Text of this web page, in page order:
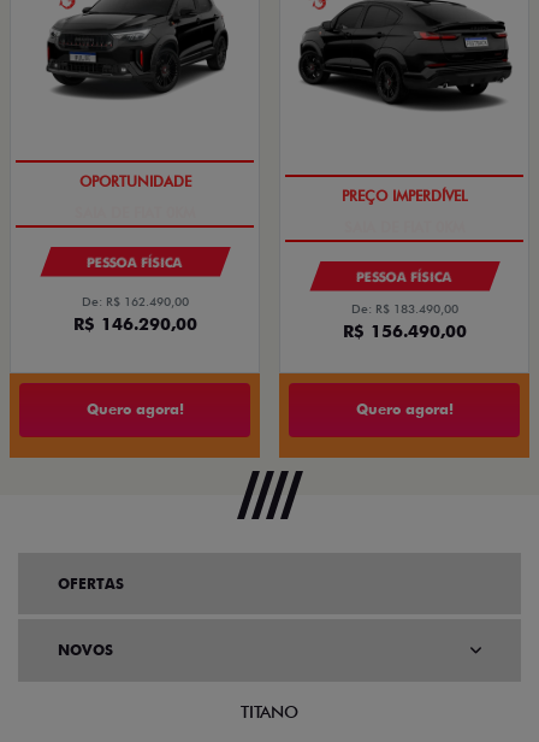
SAIA DE FIAT 0KM
PESSOA FÍSICA
De: R$ 162.490,00
R$ 146.290,00
Quero agora!
SAIA DE FIAT 0KM
PESSOA FÍSICA
De: R$ 183.490,00
R$ 156.490,00
Quero agora!
OFERTAS
NOVOS
TITANO